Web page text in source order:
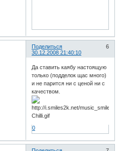
Поделиться
6
30.12.2008 21:40:10
Да ставить каябу настоящую
только (подделок щас много)
и не парится ни с ценой ни с
качеством.
0